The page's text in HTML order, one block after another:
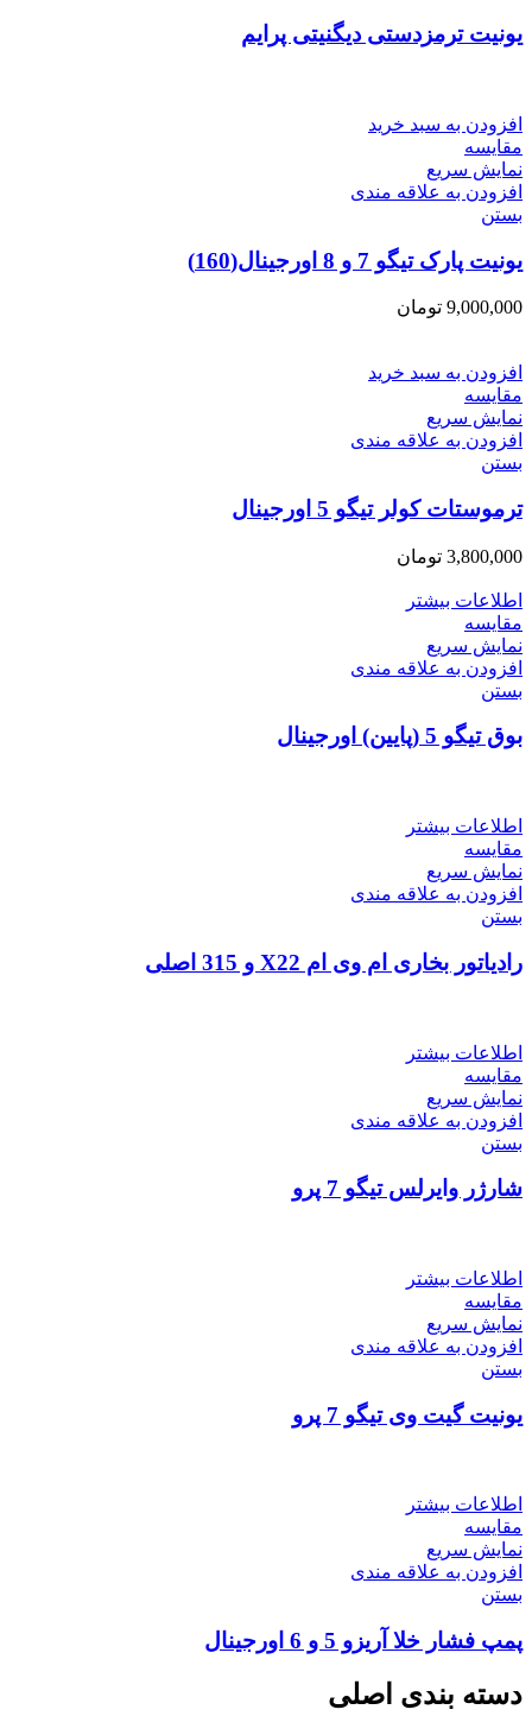
یونیت ترمزدستی دیگنیتی پرایم
افزودن به سبد خرید
مقایسه
نمایش سریع
افزودن به علاقه مندی
بستن
یونیت پارک تیگو 7 و 8 اورجینال(160)
9,000,000 تومان
افزودن به سبد خرید
مقایسه
نمایش سریع
افزودن به علاقه مندی
بستن
ترموستات کولر تیگو 5 اورجینال
3,800,000 تومان
اطلاعات بیشتر
مقایسه
نمایش سریع
افزودن به علاقه مندی
بستن
بوق تیگو 5 (پایین) اورجینال
اطلاعات بیشتر
مقایسه
نمایش سریع
افزودن به علاقه مندی
بستن
رادیاتور بخاری ام وی ام X22 و 315 اصلی
اطلاعات بیشتر
مقایسه
نمایش سریع
افزودن به علاقه مندی
بستن
شارژر وایرلس تیگو 7 پرو
اطلاعات بیشتر
مقایسه
نمایش سریع
افزودن به علاقه مندی
بستن
یونیت گیت وی تیگو 7 پرو
اطلاعات بیشتر
مقایسه
نمایش سریع
افزودن به علاقه مندی
بستن
پمپ فشار خلا آریزو 5 و 6 اورجینال
دسته بندی اصلی